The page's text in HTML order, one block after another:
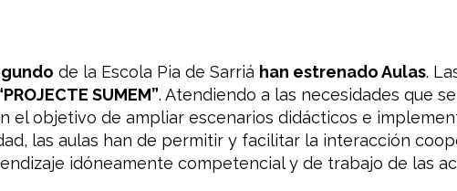
de la Escola Pia de Sarriá han estrenado Aulas.
SUMEM”. Atendiendo a las necesidades que
el objetivo de ampliar escenarios didácticos e
las aulas han de permitir y facilitar la interacción
idóneamente competencial y de trabajo de las